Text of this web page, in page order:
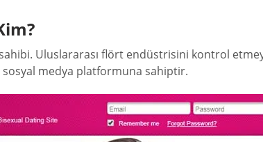
Uluslararası flört endüstrisini kontrol
medya platformuna sahiptir.